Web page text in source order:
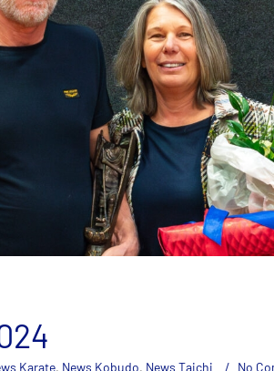
Karate, News Kobudo, News Taichi No